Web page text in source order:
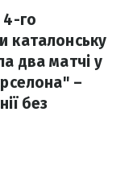
4-го
каталонську
два матчі у
–
без